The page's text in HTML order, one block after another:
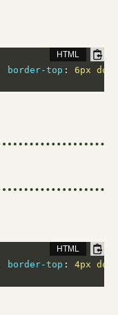
border-top : 6px
border-top : 4px